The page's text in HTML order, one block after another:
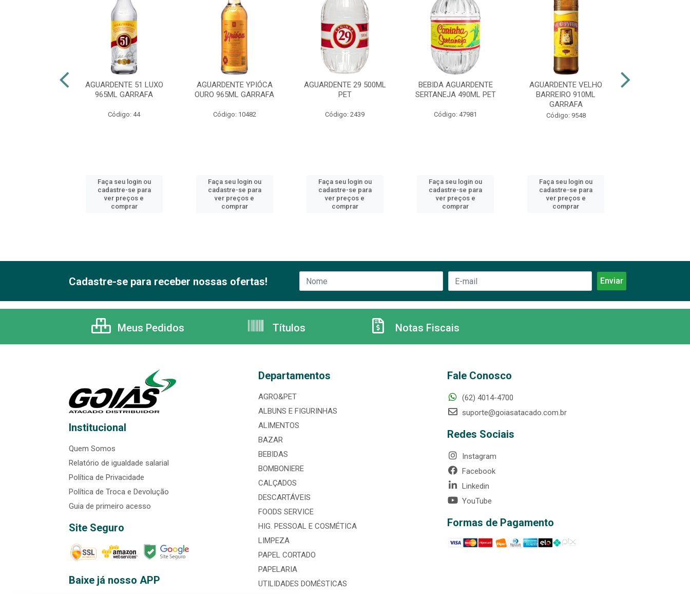
AGUARDENTE 51 LUXO
965ML GARRAFA
Código: 44
Faça seu login ou
cadastre-se para
ver preços e
comprar
AGUARDENTE YPIÓCA
OURO 965ML GARRAFA
Código: 10482
Faça seu login ou
cadastre-se para
ver preços e
comprar
AGUARDENTE 29 500ML
PET
Código: 2439
Faça seu login ou
cadastre-se para
ver preços e
comprar
BEBIDA AGUARDENTE
SERTANEJA 490ML PET
Código: 47981
Faça seu login ou
cadastre-se para
ver preços e
comprar
AGUARDENTE VELHO
BARREIRO 910ML
GARRAFA
Código: 9548
Faça seu login ou
cadastre-se para
ver preços e
comprar
Cadastre-se para receber nossas ofertas!
Meus Pedidos Títulos Notas Fiscais
Institucional
Quem Somos
Relatório de igualdade salarial
Política de Privacidade
Política de Troca e Devolução
Guia de primeiro acesso
Site Seguro
Baixe já nosso APP
Departamentos
AGRO&PET
ALBUNS E FIGURINHAS
ALIMENTOS
BAZAR
BEBIDAS
BOMBONIERE
CALÇADOS
DESCARTÁVEIS
FOODS SERVICE
HIG. PESSOAL E COSMÉTICA
LIMPEZA
PAPEL CORTADO
PAPELARIA
UTILIDADES DOMÉSTICAS
Fale Conosco
(62) 4014-4700
suporte@goiasatacado.com.br
Redes Sociais
Instagram
Facebook
Linkedin
YouTube
Formas de Pagamento